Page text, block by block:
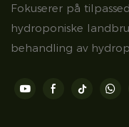
Fokuserer på
hydroponiske
behandling av